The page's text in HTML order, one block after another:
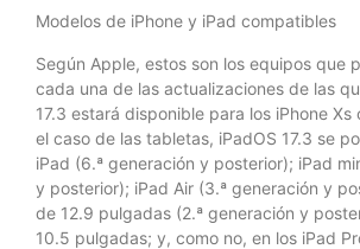
Modelos de iPhone y iPad compatibles
Según Apple, estos son los equipos que
cada una de las actualizaciones de las
17.3 estará disponible para los iPhone Xs
el caso de las tabletas, iPadOS 17.3 se
iPad (6.ª generación y posterior); iPad
y posterior); iPad Air (3.ª generación y
de 12.9 pulgadas (2.ª generación y
10.5 pulgadas; y, como no, en los iPad